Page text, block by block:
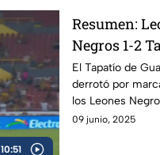
marcar la
10:51
Resumen:
Negros 1-2
Campeón de
Campeones
BBVA
El Tapatío de
derrotó por
los Leones
y se proclamó
09 junio, 2025